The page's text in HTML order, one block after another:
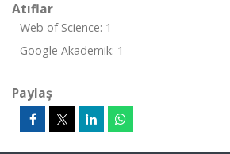
Atıflar
Web of Science: 1
Google Akademik: 1
Paylaş